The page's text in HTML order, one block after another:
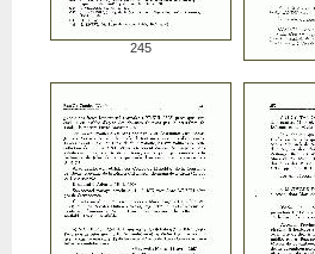
245